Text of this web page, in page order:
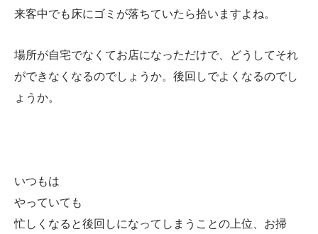
来客中でも床にゴミが落ちていたら拾いますよね。
場所が自宅でなくてお店になっただけで、どうしてそれ
ができなくなるのでしょうか。後回しでよくなるのでし
ょうか。
いつもは
やっていても
忙しくなると後回しになってしまうことの上位、お掃